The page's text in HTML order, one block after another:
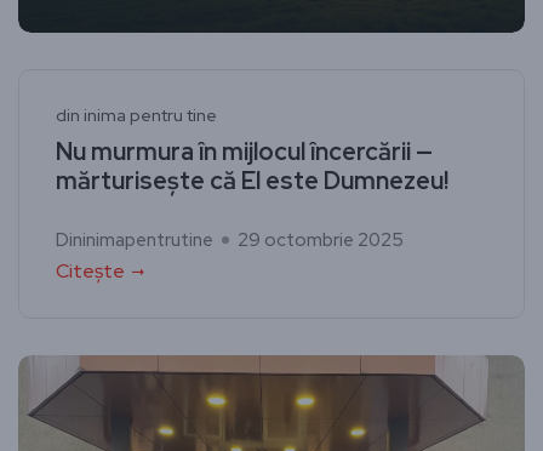
din inima pentru tine
Nu murmura în mijlocul încercării —
mărturisește că El este Dumnezeu!
Dininimapentrutine 29 octombrie 2025
Citește